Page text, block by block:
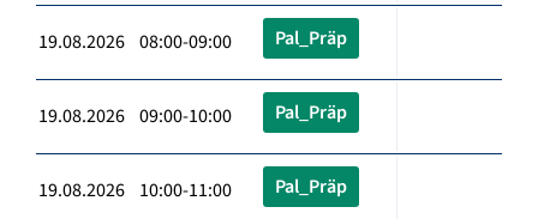
19.08.2026 08:00-09:00 Pal_Präp
19.08.2026 09:00-10:00 Pal_Präp
19.08.2026 10:00-11:00 Pal_Präp